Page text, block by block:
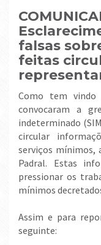
falsas
feitas
Como tem
convocaram a
indeterminado
circular
serviços mínimos,
Padral. Estas
pressionar os
mínimos
Assim e para
seguinte: